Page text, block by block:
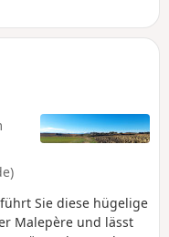
Sie diese hügelige
Malepère und lässt